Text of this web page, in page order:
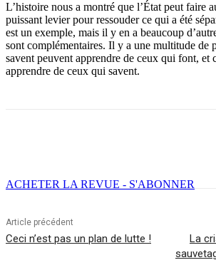
L’histoire nous a montré que l’État peut faire
puissant levier pour ressouder ce qui a été
est un exemple, mais il y en a beaucoup
sont complémentaires. Il y a une multitude de
savent peuvent apprendre de ceux qui font, et
apprendre de ceux qui savent.
ACHETER LA REVUE - S'ABONNER
Article précédent
Ceci n’est pas un plan de lutte !
La